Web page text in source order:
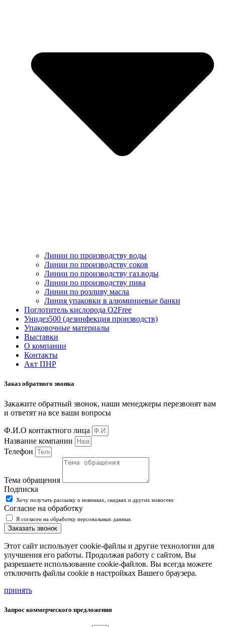
Линии по производству воды
Линии по производству соков
Линии по производству газ.воды
Линии по производству пива
Линии по розливу масла
Линия упаковки в алюминиевые банки
Поглотитель кислорода O2Free
Унидез500 (дезинфекция производств)
Упаковочные материалы
Выставки
О компании
Контакты
Акт ПНР
Заказ обратного звонка
Закажите обратный звонок, наши менеджеры перезвонят вам
и ответят на все ваши вопросы
Ф.И.О контактного лица
Название компании
Телефон
Тема обращения
Подписка
Хочу получать рассылку о новинках, скидках и других новостях
Согласие на обработку
Я согласен на обработку персональных данных
Заказать звонок
Этот сайт использует cookie-файлы и другие технологии для
улучшения его работы. Продолжая работу с сайтом, Вы
разрешаете использование cookie-файлов. Вы всегда можете
отключить файлы cookie в настройках Вашего браузера.
принять
Запрос коммерческого предложения